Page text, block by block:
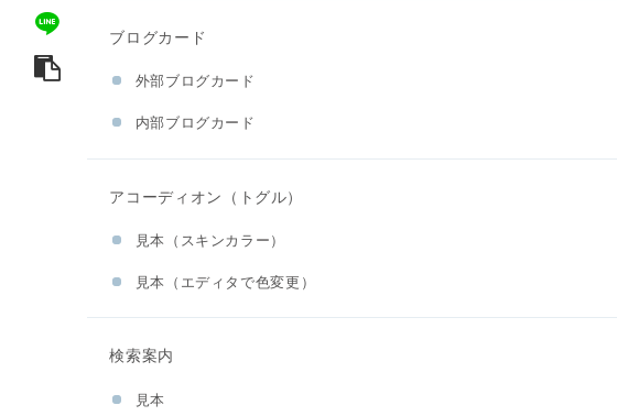
ブログカード
外部ブログカード
内部ブログカード
アコーディオン（トグル）
見本（スキンカラー）
見本（エディタで色変更）
検索案内
見本